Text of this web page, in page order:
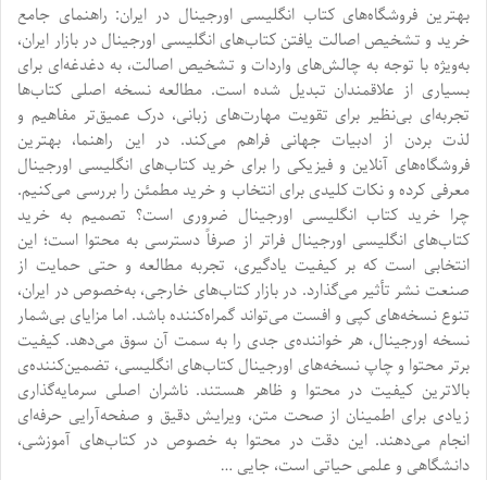
بهترین فروشگاه‌های کتاب انگلیسی اورجینال در ایران: راهنمای جامع
خرید و تشخیص اصالت یافتن کتاب‌های انگلیسی اورجینال در بازار ایران،
به‌ویژه با توجه به چالش‌های واردات و تشخیص اصالت، به دغدغه‌ای برای
بسیاری از علاقمندان تبدیل شده است. مطالعه نسخه اصلی کتاب‌ها
تجربه‌ای بی‌نظیر برای تقویت مهارت‌های زبانی، درک عمیق‌تر مفاهیم و
لذت بردن از ادبیات جهانی فراهم می‌کند. در این راهنما، بهترین
فروشگاه‌های آنلاین و فیزیکی را برای خرید کتاب‌های انگلیسی اورجینال
معرفی کرده و نکات کلیدی برای انتخاب و خرید مطمئن را بررسی می‌کنیم.
چرا خرید کتاب انگلیسی اورجینال ضروری است؟ تصمیم به خرید
کتاب‌های انگلیسی اورجینال فراتر از صرفاً دسترسی به محتوا است؛ این
انتخابی است که بر کیفیت یادگیری، تجربه مطالعه و حتی حمایت از
صنعت نشر تأثیر می‌گذارد. در بازار کتاب‌های خارجی، به‌خصوص در ایران،
تنوع نسخه‌های کپی و افست می‌تواند گمراه‌کننده باشد. اما مزایای بی‌شمار
نسخه اورجینال، هر خواننده‌ی جدی را به سمت آن سوق می‌دهد. کیفیت
برتر محتوا و چاپ نسخه‌های اورجینال کتاب‌های انگلیسی، تضمین‌کننده‌ی
بالاترین کیفیت در محتوا و ظاهر هستند. ناشران اصلی سرمایه‌گذاری
زیادی برای اطمینان از صحت متن، ویرایش دقیق و صفحه‌آرایی حرفه‌ای
انجام می‌دهند. این دقت در محتوا به خصوص در کتاب‌های آموزشی،
دانشگاهی و علمی حیاتی است، جایی …